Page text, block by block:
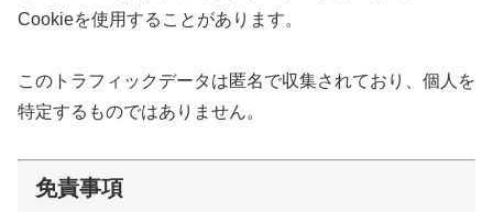
Cookieを使用することがあります。
このトラフィックデータは匿名で収集されており、個人を
特定するものではありません。
免責事項